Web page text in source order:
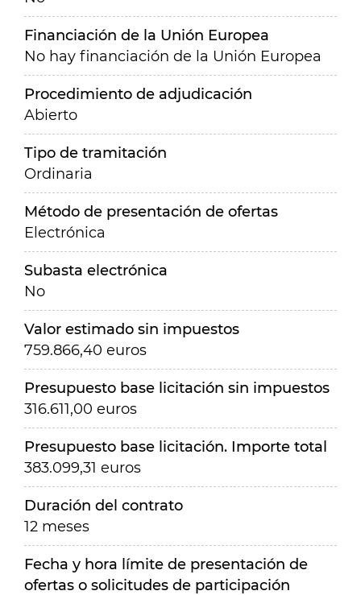
Financiación de la Unión Europea
No hay financiación de la Unión Europea
Procedimiento de adjudicación
Abierto
Tipo de tramitación
Ordinaria
Método de presentación de ofertas
Electrónica
Subasta electrónica
No
Valor estimado sin impuestos
759.866,40 euros
Presupuesto base licitación sin impuestos
316.611,00 euros
Presupuesto base licitación. Importe total
383.099,31 euros
Duración del contrato
12 meses
Fecha y hora límite de presentación de
ofertas o solicitudes de participación